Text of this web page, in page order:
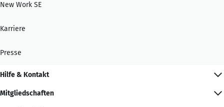
New Work SE
Karriere
Presse
Hilfe & Kontakt
Mitgliedschaften